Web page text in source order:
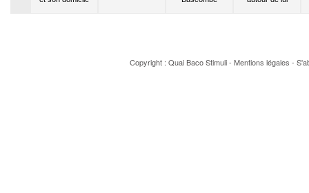
Copyright : Quai BacoStimuli- Mentions légales -